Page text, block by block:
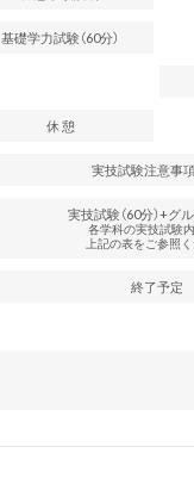
基礎学力試験（60分）
休 憩
実技試験注意事
実技試験（60分）+グ
各学科の実技試験内
上記の表をご参照
終了予定